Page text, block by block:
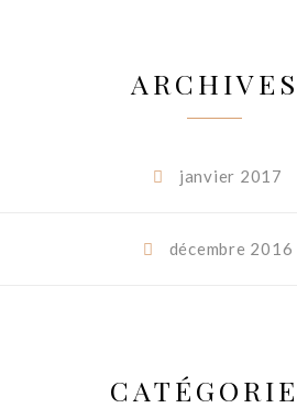
janvier 2017
décembre 2016